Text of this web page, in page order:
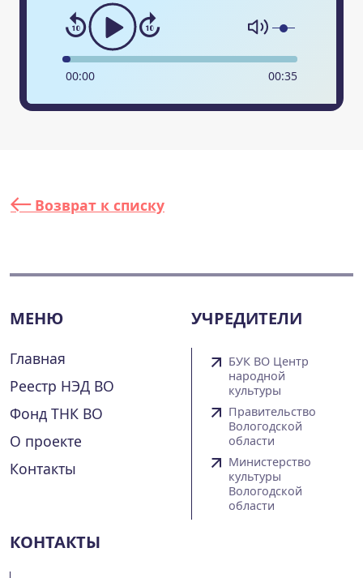
00:00 00:35
Возврат к списку
МЕНЮ
Главная
Реестр НЭД ВО
Фонд ТНК ВО
О проекте
Контакты
УЧРЕДИТЕЛИ
БУК ВО Центр
народной
культуры
Правительство
Вологодской
области
Министерство
культуры
Вологодской
области
КОНТАКТЫ